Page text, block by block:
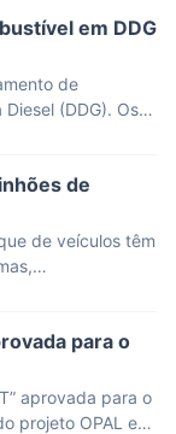
O sistema
empresa façam
dos veículos
solicitações
em DDG
de
(DDG). Os
com tanques
DDGs foram
soluções
de DDG:
a instalação,
[…]
de
de veículos têm
reboque que
a localização do
do reboque. A
– quase todos
[…]
para o
aprovada para o
projeto OPAL em